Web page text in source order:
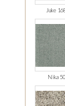
Juke
Nika 50